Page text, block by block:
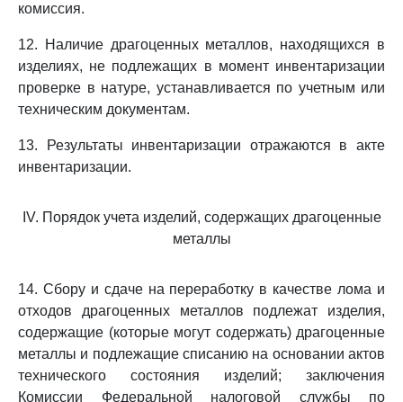
комиссия.
12. Наличие драгоценных металлов, находящихся в
изделиях, не подлежащих в момент инвентаризации
проверке в натуре, устанавливается по учетным или
техническим документам.
13. Результаты инвентаризации отражаются в акте
инвентаризации.
IV. Порядок учета изделий, содержащих драгоценные
металлы
14. Сбору и сдаче на переработку в качестве лома и
отходов драгоценных металлов подлежат изделия,
содержащие (которые могут содержать) драгоценные
металлы и подлежащие списанию на основании актов
технического состояния изделий; заключения
Комиссии Федеральной налоговой службы по